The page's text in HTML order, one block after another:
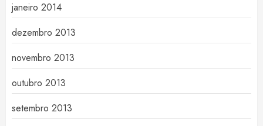
janeiro 2014
dezembro 2013
novembro 2013
outubro 2013
setembro 2013